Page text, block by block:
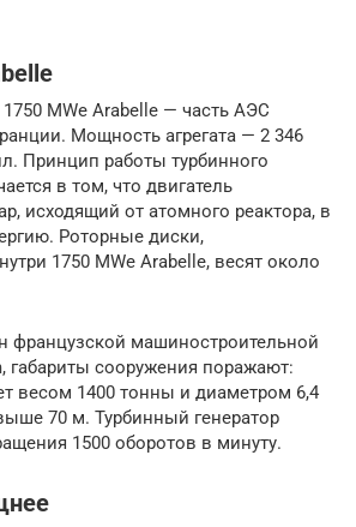
1750 MWe Arabelle — часть АЭС
Мощность агрегата — 2 346
Принцип работы турбинного
в том, что двигатель
исходящий от атомного реактора, в
Роторные диски,
1750 MWe Arabelle, весят около
французской машиностроительной
габариты сооружения поражают:
весом 1400 тонны и диаметром 6,4
70 м. Турбинный генератор
1500 оборотов в минуту.